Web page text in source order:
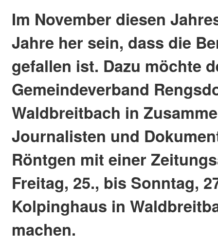
Im November diesen
Jahre her sein, dass die
gefallen ist. Dazu möchte
Gemeindeverband
Waldbreitbach in
Journalisten und
Röntgen mit einer
Freitag, 25., bis Sonntag,
Kolpinghaus in
machen.